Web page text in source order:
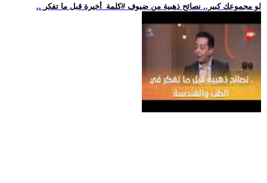
.. لو مجموعك كبير.. نصائح ذهبية من ضيوف #كلمة_أخيرة قبل ما تفكر